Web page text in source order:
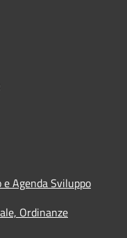
Agenda Sviluppo
Ordinanze